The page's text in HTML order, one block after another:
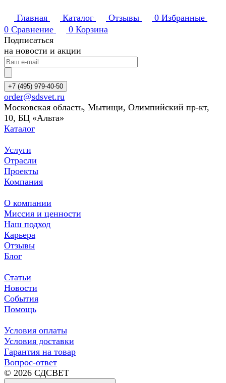
Главная Каталог Отзывы 0 Избранные
0 Сравнение 0 Корзина
Подписаться
на новости и акции
+7 (495) 979-40-50
order@sdsvet.ru
Московская область, Мытищи, Олимпийский пр-кт,
10, БЦ «Альта»
Каталог
Услуги
Отрасли
Проекты
Компания
О компании
Миссия и ценности
Наш подход
Карьера
Отзывы
Блог
Статьи
Новости
События
Помощь
Условия оплаты
Условия доставки
Гарантия на товар
Вопрос-ответ
© 2026 СДСВЕТ